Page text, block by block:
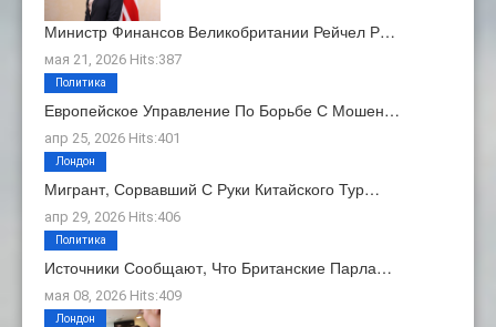
Министр Финансов Великобритании Рейчел Р…
мая 21, 2026 Hits:387
Европейское Управление По Борьбе С Мошен…
апр 25, 2026 Hits:401
Политика
Мигрант, Сорвавший С Руки Китайского Тур…
апр 29, 2026 Hits:406
Лондон
Источники Сообщают, Что Британские Парла…
мая 08, 2026 Hits:409
Политика
Лондон